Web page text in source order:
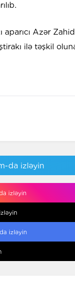
aparıcı Azər
ilə təşkil
da izləyin
izləyin
izləyin